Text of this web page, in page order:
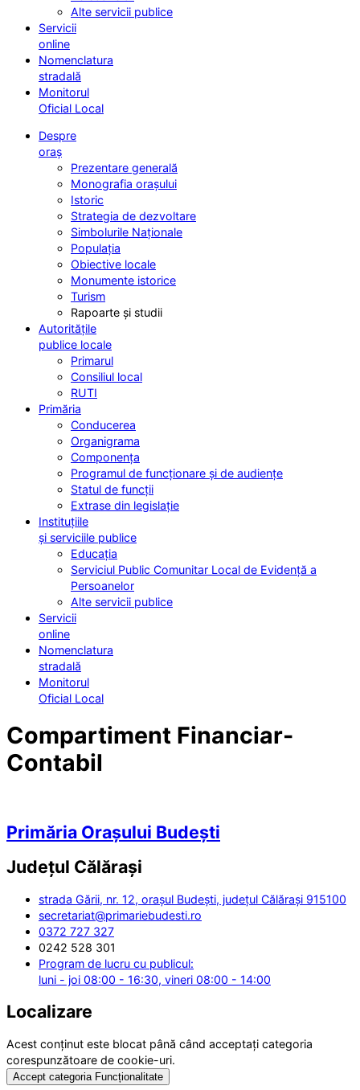
Alte servicii publice
Servicii
online
Nomenclatura
stradală
Monitorul
Oficial Local
Despre
oraș
Prezentare generală
Monografia orașului
Istoric
Strategia de dezvoltare
Simbolurile Naționale
Populația
Obiective locale
Monumente istorice
Turism
Rapoarte și studii
Autoritățile
publice locale
Primarul
Consiliul local
RUTI
Primăria
Conducerea
Organigrama
Componența
Programul de funcționare și de audiențe
Statul de funcții
Extrase din legislație
Instituțiile
și serviciile publice
Educația
Serviciul Public Comunitar Local de Evidență a
Persoanelor
Alte servicii publice
Servicii
online
Nomenclatura
stradală
Monitorul
Oficial Local
Compartiment Financiar-
Contabil
Primăria Orașului Budești
Județul Călărași
strada Gării, nr. 12, orașul Budești, județul Călărași 915100
secretariat@primariebudesti.ro
0372 727 327
0242 528 301
Program de lucru cu publicul:
luni - joi 08:00 - 16:30, vineri 08:00 - 14:00
Localizare
Acest conținut este blocat până când acceptați categoria
corespunzătoare de cookie-uri.
Accept categoria Funcționalitate